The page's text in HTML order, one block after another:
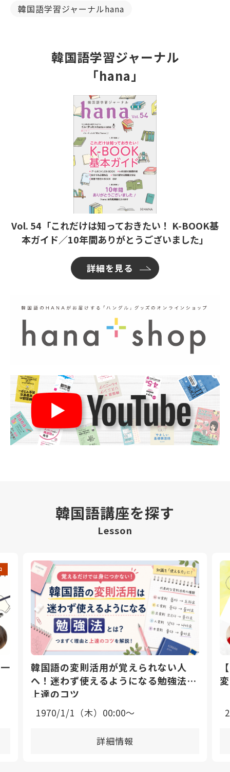
韓国語学習ジャーナルhana
韓国語学習ジャーナル
「hana」
Vol. 54「これだけは知っておきたい！ K-BOOK基
本ガイド／10年間ありがとうございました」
詳細を見る
韓国語講座を探す
Lesson
韓国語の変則活用が覚えられない人
へ！迷わず使えるようになる勉強法と
上達のコツ
1970/1/1（木）00:00〜
詳細情報